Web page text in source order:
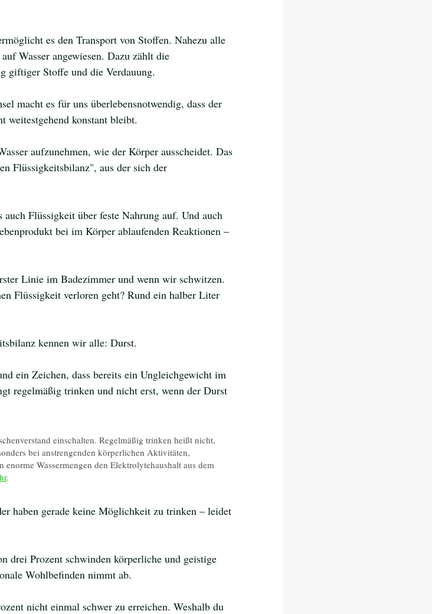
es den Transport von Stoffen. Nahezu alle
Wasser angewiesen. Dazu zählt die
giftiger Stoffe und die Verdauung.
macht es für uns überlebensnotwendig, dass der
weitestgehend konstant bleibt.
aufzunehmen, wie der Körper ausscheidet. Das
Flüssigkeitsbilanz", aus der sich der
Flüssigkeit über feste Nahrung auf. Und auch
bei im Körper ablaufenden Reaktionen –
Linie im Badezimmer und wenn wir schwitzen.
Flüssigkeit verloren geht? Rund ein halber Liter
kennen wir alle: Durst.
ein Zeichen, dass bereits ein Ungleichgewicht im
regelmäßig trinken und nicht erst, wenn der Durst
einschalten. Regelmäßig trinken heißt nicht,
bei anstrengenden körperlichen Aktivitäten,
Wassermengen den Elektrolytehaushalt aus dem
.
haben gerade keine Möglichkeit zu trinken – leidet
drei Prozent schwinden körperliche und geistige
Wohlbefinden nimmt ab.
nicht einmal schwer zu erreichen. Weshalb du